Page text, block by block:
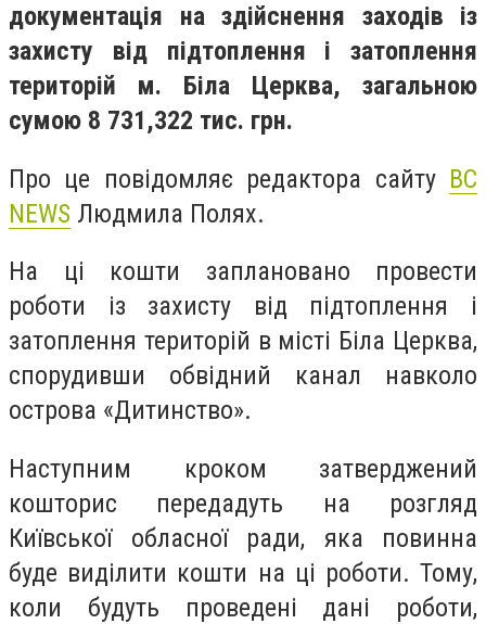
документація на здійснення заходів із
захисту від підтоплення і затоплення
територій м. Біла Церква, загальною
сумою 8 731,322 тис. грн.
Про це повідомляє редактора сайту BC
NEWS Людмила Полях.
На ці кошти заплановано провести
роботи із захисту від підтоплення і
затоплення територій в місті Біла Церква,
спорудивши обвідний канал навколо
острова «Дитинство».
Наступним кроком затверджений
кошторис передадуть на розгляд
Київської обласної ради, яка повинна
буде виділити кошти на ці роботи. Тому,
коли будуть проведені дані роботи,